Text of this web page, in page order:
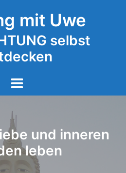
mit Uwe
selbst
und inneren
leben